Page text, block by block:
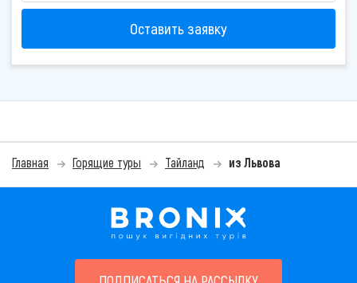
Оставить заявку
Главная Горящие туры Тайланд из Львова